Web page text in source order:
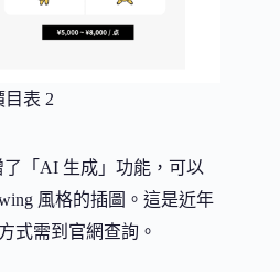
目表 2
了「AI 生成」功能，可以
風格的插圖。這是近年
式需到官網查詢。